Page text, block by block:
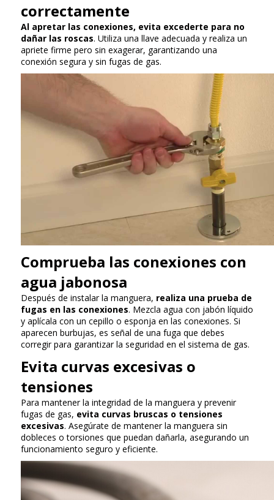
correctamente
Al apretar las conexiones, evita excederte para no
dañar las roscas. Utiliza una llave adecuada y realiza un
apriete firme pero sin exagerar, garantizando una
conexión segura y sin fugas de gas.
Comprueba las conexiones con
agua jabonosa
Después de instalar la manguera, realiza una prueba de
fugas en las conexiones. Mezcla agua con jabón líquido
y aplícala con un cepillo o esponja en las conexiones. Si
aparecen burbujas, es señal de una fuga que debes
corregir para garantizar la seguridad en el sistema de gas.
Evita curvas excesivas o
tensiones
Para mantener la integridad de la manguera y prevenir
fugas de gas, evita curvas bruscas o tensiones
excesivas. Asegúrate de mantener la manguera sin
dobleces o torsiones que puedan dañarla, asegurando un
funcionamiento seguro y eficiente.